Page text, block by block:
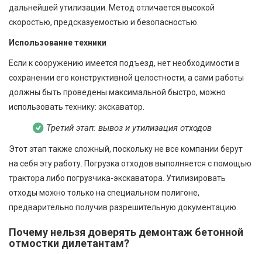
дальнейшей утилизации. Метод отличается высокой
скоростью, предсказуемостью и безопасностью.
Использование техники
Если к сооружению имеется подъезд, нет необходимости в
сохранении его конструктивной целостности, а сами работы
должны быть проведены максимальной быстро, можно
использовать технику: экскаватор.
Третий этап: вывоз и утилизация отходов
Этот этап также сложный, поскольку не все компании берут
на себя эту работу. Погрузка отходов выполняется с помощью
трактора либо погрузчика-экскаватора. Утилизировать
отходы можно только на специальном полигоне,
предварительно получив разрешительную документацию.
Почему нельзя доверять демонтаж бетонной
отмостки дилетантам?